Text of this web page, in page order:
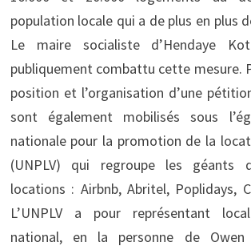
population locale qui a de plus en plus
Le maire socialiste d’Hendaye
publiquement combattu cette mesure.
position et l’organisation d’une
sont également mobilisés sous
nationale pour la promotion de la
(UNPLV) qui regroupe les
locations : Airbnb, Abritel, Poplidays,
L’UNPLV a pour représentant
national, en la personne de Owen